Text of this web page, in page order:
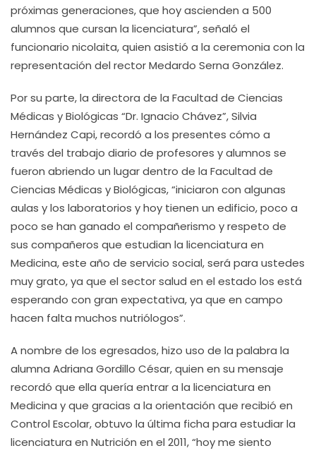
próximas generaciones, que hoy ascienden a 500
alumnos que cursan la licenciatura”, señaló el
funcionario nicolaita, quien asistió a la ceremonia con la
representación del rector Medardo Serna González.
Por su parte, la directora de la Facultad de Ciencias
Médicas y Biológicas “Dr. Ignacio Chávez”, Silvia
Hernández Capi, recordó a los presentes cómo a
través del trabajo diario de profesores y alumnos se
fueron abriendo un lugar dentro de la Facultad de
Ciencias Médicas y Biológicas, “iniciaron con algunas
aulas y los laboratorios y hoy tienen un edificio, poco a
poco se han ganado el compañerismo y respeto de
sus compañeros que estudian la licenciatura en
Medicina, este año de servicio social, será para ustedes
muy grato, ya que el sector salud en el estado los está
esperando con gran expectativa, ya que en campo
hacen falta muchos nutriólogos”.
A nombre de los egresados, hizo uso de la palabra la
alumna Adriana Gordillo César, quien en su mensaje
recordó que ella quería entrar a la licenciatura en
Medicina y que gracias a la orientación que recibió en
Control Escolar, obtuvo la última ficha para estudiar la
licenciatura en Nutrición en el 2011, “hoy me siento